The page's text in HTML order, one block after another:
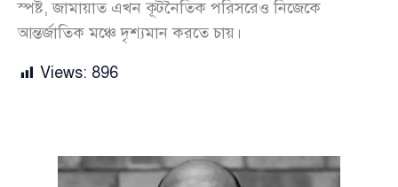
স্পষ্ট, জামায়াত এখন কূটনৈতিক পরিসরেও নিজেকে
আন্তর্জাতিক মঞ্চে দৃশ্যমান করতে চায়।
Views: 896